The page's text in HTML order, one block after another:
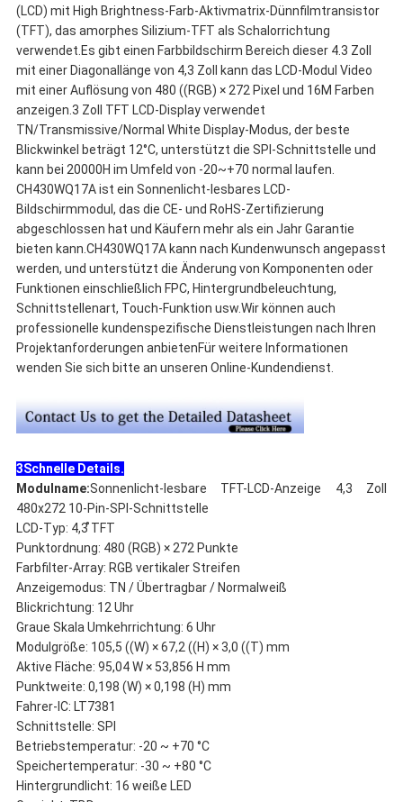
(LCD) mit High Brightness-Farb-Aktivmatrix-Dünnfilmtransistor
(TFT), das amorphes Silizium-TFT als Schalorrichtung
verwendet.Es gibt einen Farbbildschirm Bereich dieser 4.3 Zoll
mit einer Diagonallänge von 4,3 Zoll kann das LCD-Modul Video
mit einer Auflösung von 480 ((RGB) × 272 Pixel und 16M Farben
anzeigen.3 Zoll TFT LCD-Display verwendet
TN/Transmissive/Normal White Display-Modus, der beste
Blickwinkel beträgt 12°C, unterstützt die SPI-Schnittstelle und
kann bei 20000H im Umfeld von -20~+70 normal laufen.
CH430WQ17A ist ein Sonnenlicht-lesbares LCD-
Bildschirmmodul, das die CE- und RoHS-Zertifizierung
abgeschlossen hat und Käufern mehr als ein Jahr Garantie
bieten kann.CH430WQ17A kann nach Kundenwunsch angepasst
werden, und unterstützt die Änderung von Komponenten oder
Funktionen einschließlich FPC, Hintergrundbeleuchtung,
Schnittstellenart, Touch-Funktion usw.Wir können auch
professionelle kundenspezifische Dienstleistungen nach Ihren
Projektanforderungen anbietenFür weitere Informationen
wenden Sie sich bitte an unseren Online-Kundendienst.
3Schnelle Details.
Modulname:Sonnenlicht-lesbare TFT-LCD-Anzeige 4,3 Zoll
480x272 10-Pin-SPI-Schnittstelle
LCD-Typ: 4,3 ̊TFT
Punktordnung: 480 (RGB) × 272 Punkte
Farbfilter-Array: RGB vertikaler Streifen
Anzeigemodus: TN / Übertragbar / Normalweiß
Blickrichtung: 12 Uhr
Graue Skala Umkehrrichtung: 6 Uhr
Modulgröße: 105,5 ((W) × 67,2 ((H) × 3,0 ((T) mm
Aktive Fläche: 95,04 W × 53,856 H mm
Punktweite: 0,198 (W) × 0,198 (H) mm
Fahrer-IC: LT7381
Schnittstelle: SPI
Betriebstemperatur: -20 ~ +70 °C
Speichertemperatur: -30 ~ +80 °C
Hintergrundlicht: 16 weiße LED